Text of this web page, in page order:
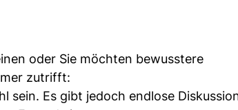
oder Sie möchten bewusstere
zutrifft:
sein. Es gibt jedoch endlose